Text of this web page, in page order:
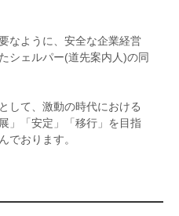
なように、安全な企業経営
シェルパー(道先案内人)の同
して、激動の時代における
」「安定」「移行」を目指
でおります。